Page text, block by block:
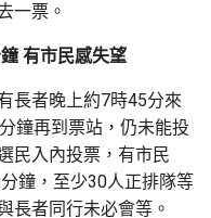
一票。
有市民感失望
長者晚上約7時45分來
鐘再到票站，仍未能投
民入內投票，有市民
鐘，至少30人正排隊等
長者同行未必會等。